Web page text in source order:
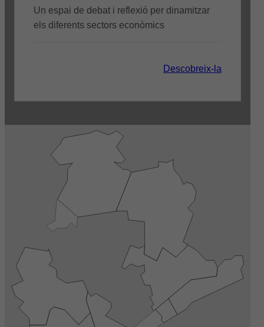
Un espai de debat i reflexió per dinamitzar
els diferents sectors econòmics
Descobreix-la